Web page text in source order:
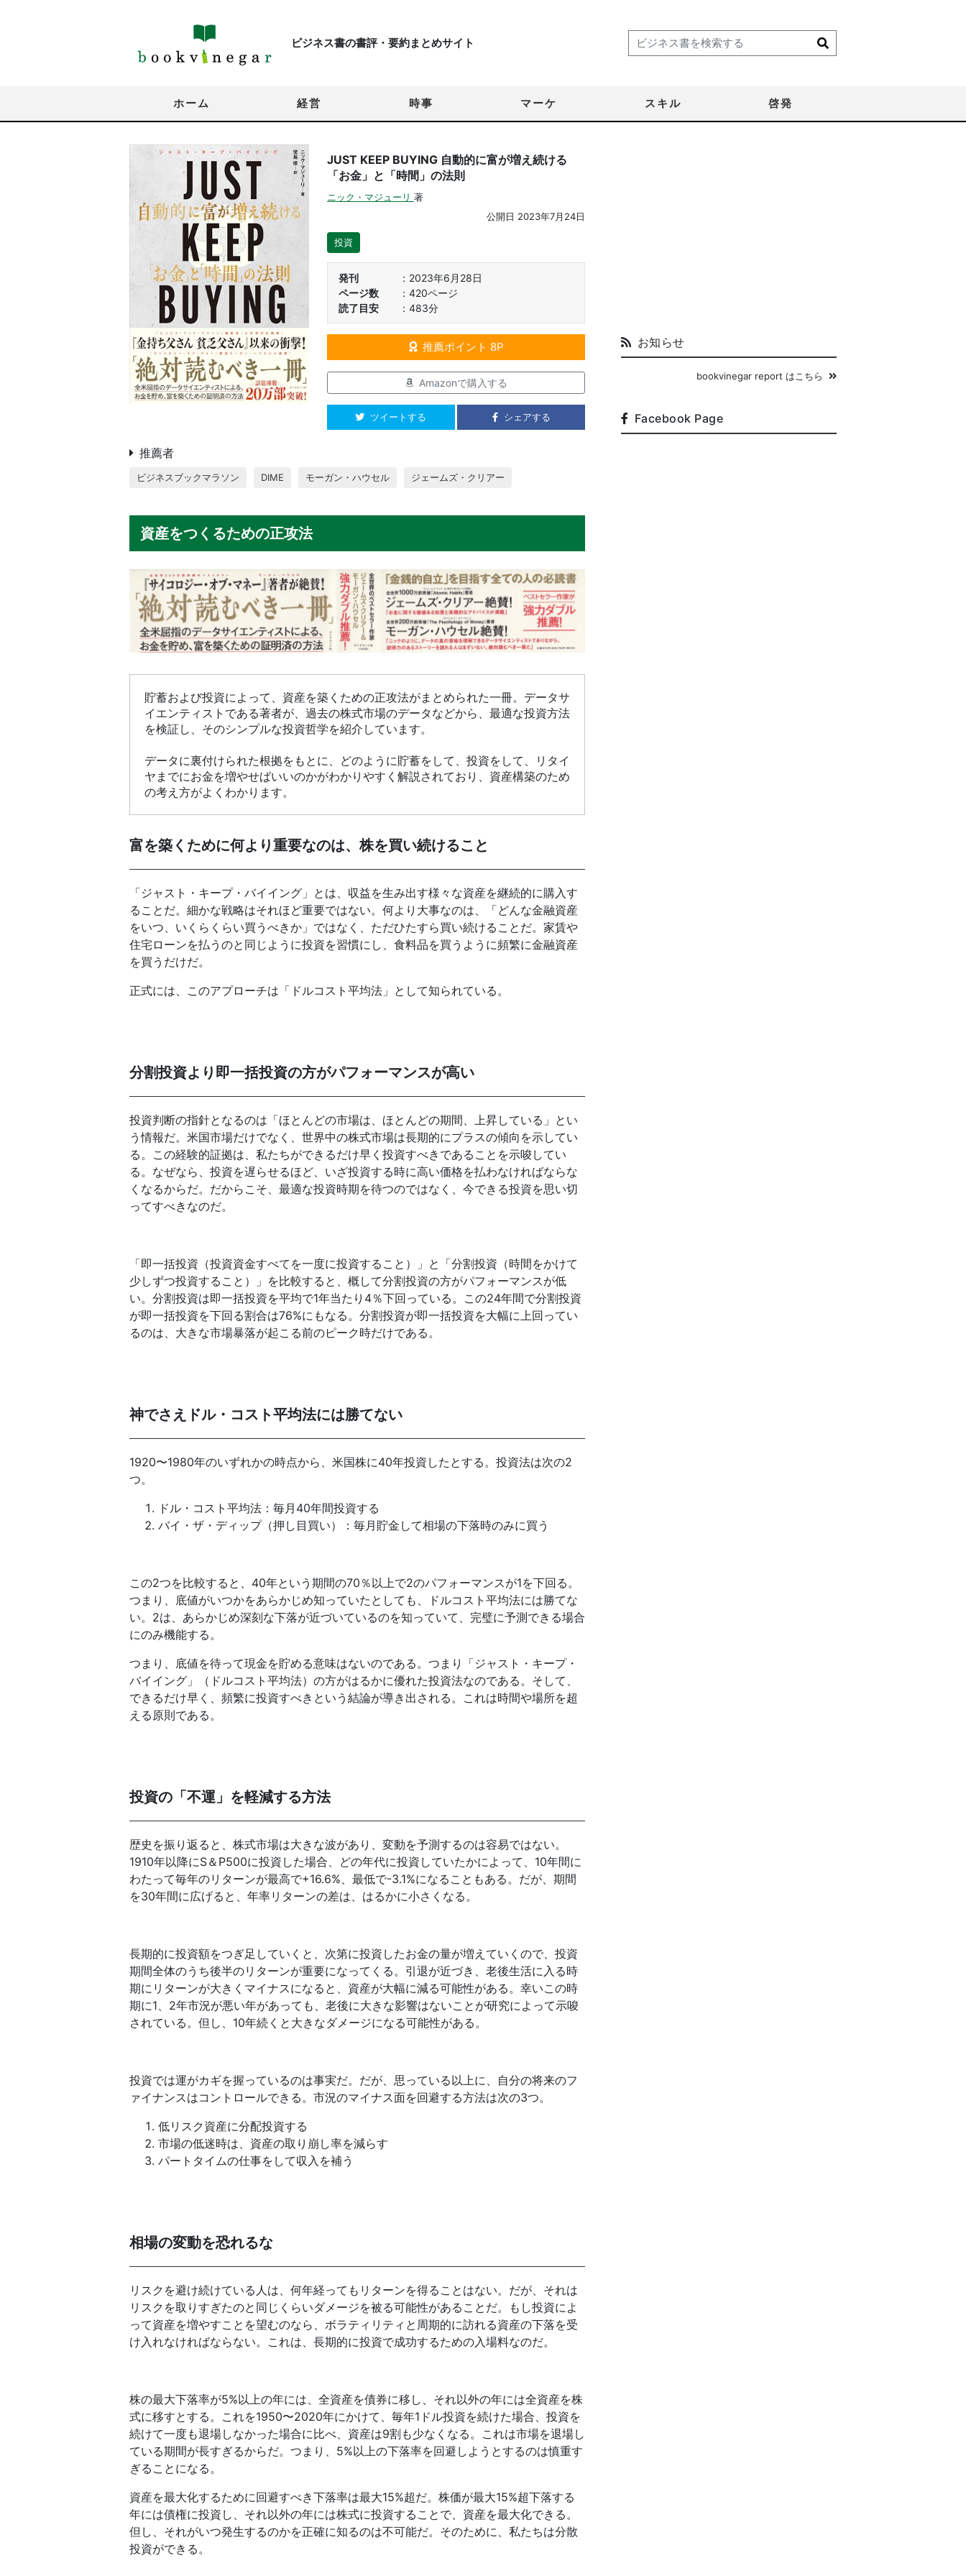
ビジネス書の書評・要約まとめサイト
ホーム 経営 時事 マーケ スキル 啓発
JUST KEEP BUYING 自動的に富が増え続ける
「お金」と「時間」の法則
ニック・マジューリ 著
公開日 2023年7月24日
投資
発刊
2023年6月28日
ページ数
420ページ
読了目安
483分
推薦ポイント 8P
Amazonで購入する
ツイートする シェアする
推薦者
ビジネスブックマラソン DIME モーガン・ハウセル ジェームズ・クリアー
資産をつくるための正攻法
貯蓄および投資によって、資産を築くための正攻法がまとめられた一冊。データサ
イエンティストである著者が、過去の株式市場のデータなどから、最適な投資方法
を検証し、そのシンプルな投資哲学を紹介しています。
データに裏付けられた根拠をもとに、どのように貯蓄をして、投資をして、リタイ
ヤまでにお金を増やせばいいのかがわかりやすく解説されており、資産構築のため
の考え方がよくわかります。
富を築くために何より重要なのは、株を買い続けること
「ジャスト・キープ・バイイング」とは、収益を生み出す様々な資産を継続的に購入す
ることだ。細かな戦略はそれほど重要ではない。何より大事なのは、「どんな金融資産
をいつ、いくらくらい買うべきか」ではなく、ただひたすら買い続けることだ。家賃や
住宅ローンを払うのと同じように投資を習慣にし、食料品を買うように頻繁に金融資産
を買うだけだ。
正式には、このアプローチは「ドルコスト平均法」として知られている。
分割投資より即一括投資の方がパフォーマンスが高い
投資判断の指針となるのは「ほとんどの市場は、ほとんどの期間、上昇している」とい
う情報だ。米国市場だけでなく、世界中の株式市場は長期的にプラスの傾向を示してい
る。この経験的証拠は、私たちができるだけ早く投資すべきであることを示唆してい
る。なぜなら、投資を遅らせるほど、いざ投資する時に高い価格を払わなければならな
くなるからだ。だからこそ、最適な投資時期を待つのではなく、今できる投資を思い切
ってすべきなのだ。
「即一括投資（投資資金すべてを一度に投資すること）」と「分割投資（時間をかけて
少しずつ投資すること）」を比較すると、概して分割投資の方がパフォーマンスが低
い。分割投資は即一括投資を平均で1年当たり4％下回っている。この24年間で分割投資
が即一括投資を下回る割合は76%にもなる。分割投資が即一括投資を大幅に上回ってい
るのは、大きな市場暴落が起こる前のピーク時だけである。
神でさえドル・コスト平均法には勝てない
1920〜1980年のいずれかの時点から、米国株に40年投資したとする。投資法は次の2
つ。
ドル・コスト平均法：毎月40年間投資する
バイ・ザ・ディップ（押し目買い）：毎月貯金して相場の下落時のみに買う
この2つを比較すると、40年という期間の70％以上で2のパフォーマンスが1を下回る。
つまり、底値がいつかをあらかじめ知っていたとしても、ドルコスト平均法には勝てな
い。2は、あらかじめ深刻な下落が近づいているのを知っていて、完璧に予測できる場合
にのみ機能する。
つまり、底値を待って現金を貯める意味はないのである。つまり「ジャスト・キープ・
バイイング」（ドルコスト平均法）の方がはるかに優れた投資法なのである。そして、
できるだけ早く、頻繁に投資すべきという結論が導き出される。これは時間や場所を超
える原則である。
投資の「不運」を軽減する方法
歴史を振り返ると、株式市場は大きな波があり、変動を予測するのは容易ではない。
1910年以降にS＆P500に投資した場合、どの年代に投資していたかによって、10年間に
わたって毎年のリターンが最高で+16.6%、最低で-3.1%になることもある。だが、期間
を30年間に広げると、年率リターンの差は、はるかに小さくなる。
長期的に投資額をつぎ足していくと、次第に投資したお金の量が増えていくので、投資
期間全体のうち後半のリターンが重要になってくる。引退が近づき、老後生活に入る時
期にリターンが大きくマイナスになると、資産が大幅に減る可能性がある。幸いこの時
期に1、2年市況が悪い年があっても、老後に大きな影響はないことが研究によって示唆
されている。但し、10年続くと大きなダメージになる可能性がある。
投資では運がカギを握っているのは事実だ。だが、思っている以上に、自分の将来のフ
ァイナンスはコントロールできる。市況のマイナス面を回避する方法は次の3つ。
低リスク資産に分配投資する
市場の低迷時は、資産の取り崩し率を減らす
パートタイムの仕事をして収入を補う
相場の変動を恐れるな
リスクを避け続けている人は、何年経ってもリターンを得ることはない。だが、それは
リスクを取りすぎたのと同じくらいダメージを被る可能性があることだ。もし投資によ
って資産を増やすことを望むのなら、ボラティリティと周期的に訪れる資産の下落を受
け入れなければならない。これは、長期的に投資で成功するための入場料なのだ。
株の最大下落率が5%以上の年には、全資産を債券に移し、それ以外の年には全資産を株
式に移すとする。これを1950〜2020年にかけて、毎年1ドル投資を続けた場合、投資を
続けて一度も退場しなかった場合に比べ、資産は9割も少なくなる。これは市場を退場し
ている期間が長すぎるからだ。つまり、5%以上の下落率を回避しようとするのは慎重す
ぎることになる。
資産を最大化するために回避すべき下落率は最大15%超だ。株価が最大15%超下落する
年には債権に投資し、それ以外の年には株式に投資することで、資産を最大化できる。
但し、それがいつ発生するのかを正確に知るのは不可能だ。そのために、私たちは分散
投資ができる。
お知らせ
bookvinegar report はこちら
Facebook Page